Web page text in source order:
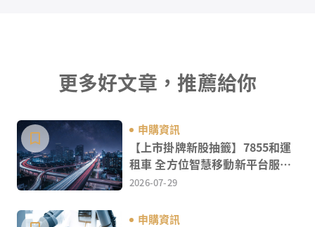
更多好文章，推薦給你
申購資訊
【上市掛牌新股抽籤】7855和運
租車 全方位智慧移動新平台服務
領航者
2026-07-29
申購資訊